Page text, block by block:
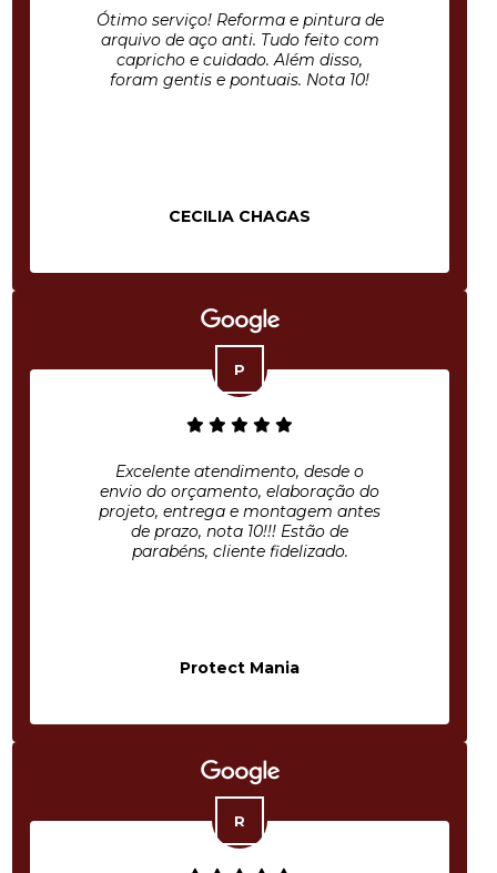
Ótimo serviço! Reforma e pintura de
arquivo de aço anti. Tudo feito com
capricho e cuidado. Além disso,
foram gentis e pontuais. Nota 10!
CECILIA CHAGAS
Excelente atendimento, desde o
envio do orçamento, elaboração do
projeto, entrega e montagem antes
de prazo, nota 10!!! Estão de
parabéns, cliente fidelizado.
Protect Mania